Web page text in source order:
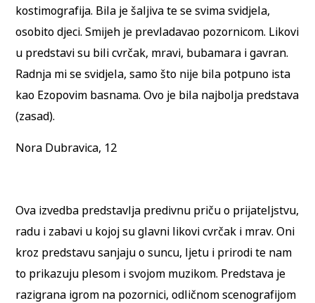
kostimografija. Bila je šaljiva te se svima svidjela,
osobito djeci. Smijeh je prevladavao pozornicom. Likovi
u predstavi su bili cvrčak, mravi, bubamara i gavran.
Radnja mi se svidjela, samo što nije bila potpuno ista
kao Ezopovim basnama. Ovo je bila najbolja predstava
(zasad).
Nora Dubravica, 12
Ova izvedba predstavlja predivnu priču o prijateljstvu,
radu i zabavi u kojoj su glavni likovi cvrčak i mrav. Oni
kroz predstavu sanjaju o suncu, ljetu i prirodi te nam
to prikazuju plesom i svojom muzikom. Predstava je
razigrana igrom na pozornici, odličnom scenografijom